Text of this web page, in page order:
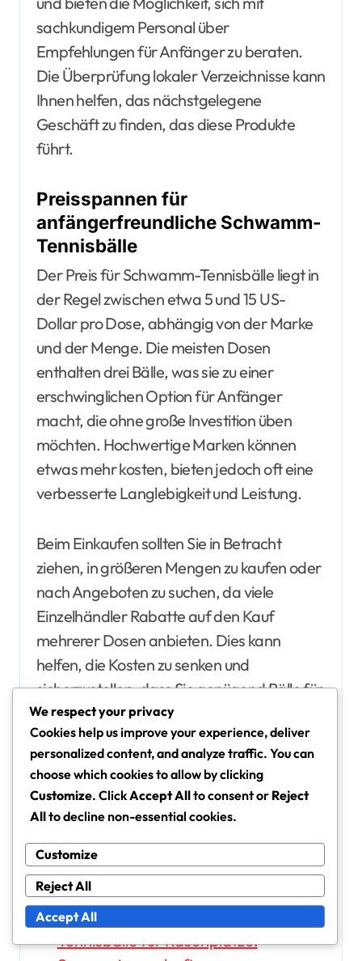
sachkundigem Personal über
Empfehlungen für Anfänger zu beraten.
Die Überprüfung lokaler Verzeichnisse kann
Ihnen helfen, das nächstgelegene
Geschäft zu finden, das diese Produkte
führt.
Preisspannen für
anfängerfreundliche Schwamm-
Tennisbälle
Der Preis für Schwamm-Tennisbälle liegt in
der Regel zwischen etwa 5 und 15 US-
Dollar pro Dose, abhängig von der Marke
und der Menge. Die meisten Dosen
enthalten drei Bälle, was sie zu einer
erschwinglichen Option für Anfänger
macht, die ohne große Investition üben
möchten. Hochwertige Marken können
etwas mehr kosten, bieten jedoch oft eine
verbesserte Langlebigkeit und Leistung.
Beim Einkaufen sollten Sie in Betracht
ziehen, in größeren Mengen zu kaufen oder
nach Angeboten zu suchen, da viele
Einzelhändler Rabatte auf den Kauf
mehrerer Dosen anbieten. Dies kann
helfen, die Kosten zu senken und
sicherzustellen, dass Sie genügend Bälle für
Übungseinheiten haben.
Verwandte Artikel
Turnier-Qualität Tennisbälle:
Qualitätsstandards,
Markenvergleiche, Leistung
Recycelte Materialien in Tennisbällen:
Nachhaltigkeit, Leistung,
Marktoptionen
Tennisbälle für Rasenplätze:
We respect your privacy
Cookies help us improve your experience, deliver
personalized content, and analyze traffic. You can
choose which cookies to allow by clicking
Customize. ClickAccept Allto consent or Reject
Allto decline non-essential cookies.
Customize
Reject All
Accept All